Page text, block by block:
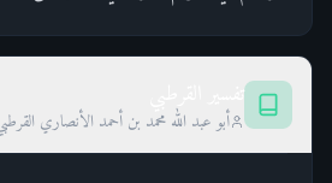
أبو عبد الله محمد بن أحمد الأنصاري